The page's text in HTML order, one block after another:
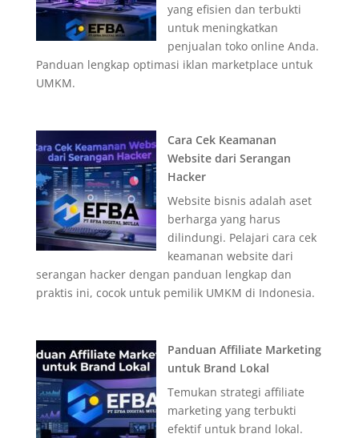
yang efisien dan terbukti
untuk meningkatkan
penjualan toko online Anda.
Panduan lengkap optimasi iklan marketplace untuk
UMKM.
Cara Cek Keamanan
Website dari Serangan
Hacker
Website bisnis adalah aset
berharga yang harus
dilindungi. Pelajari cara cek
keamanan website dari
serangan hacker dengan panduan lengkap dan
praktis ini, cocok untuk pemilik UMKM di Indonesia.
Panduan Affiliate Marketing
untuk Brand Lokal
Temukan strategi affiliate
marketing yang terbukti
efektif untuk brand lokal.